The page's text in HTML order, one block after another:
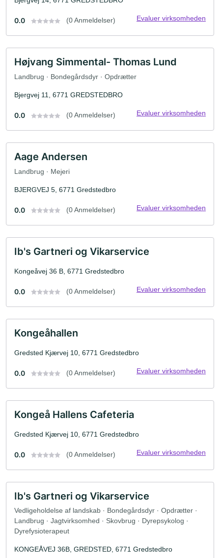
0.0 (0 Anmeldelser) Evaluer virksomheden
Højvang Simmental- Thomas Lund
Landbrug · Bondegårdsdyr · Opdrætter
Bjergvej 11, 6771 GREDSTEDBRO
0.0 (0 Anmeldelser) Evaluer virksomheden
Aage Andersen
Landbrug · Mejeri
BJERGVEJ 5, 6771 Gredstedbro
0.0 (0 Anmeldelser) Evaluer virksomheden
Ib's Gartneri og Vikarservice
Kongeåvej 36 B, 6771 Gredstedbro
0.0 (0 Anmeldelser) Evaluer virksomheden
Kongeåhallen
Gredsted Kjærvej 10, 6771 Gredstedbro
0.0 (0 Anmeldelser) Evaluer virksomheden
Kongeå Hallens Cafeteria
Gredsted Kjærvej 10, 6771 Gredstedbro
0.0 (0 Anmeldelser) Evaluer virksomheden
Ib's Gartneri og Vikarservice
Vedligeholdelse af landskab · Bondegårdsdyr · Opdrætter ·
Landbrug · Jagtvirksomhed · Skovbrug · Dyrepsykolog ·
Dyrefysioterapeut
KONGEÅVEJ 36B, GREDSTED, 6771 Gredstedbro